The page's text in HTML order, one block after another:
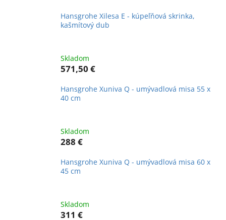
Hansgrohe Xilesa E - kúpeľňová skrinka,
kašmítový dub
Skladom
571,50 €
Hansgrohe Xuniva Q - umývadlová misa 55 x
40 cm
Skladom
288 €
Hansgrohe Xuniva Q - umývadlová misa 60 x
45 cm
Skladom
311 €